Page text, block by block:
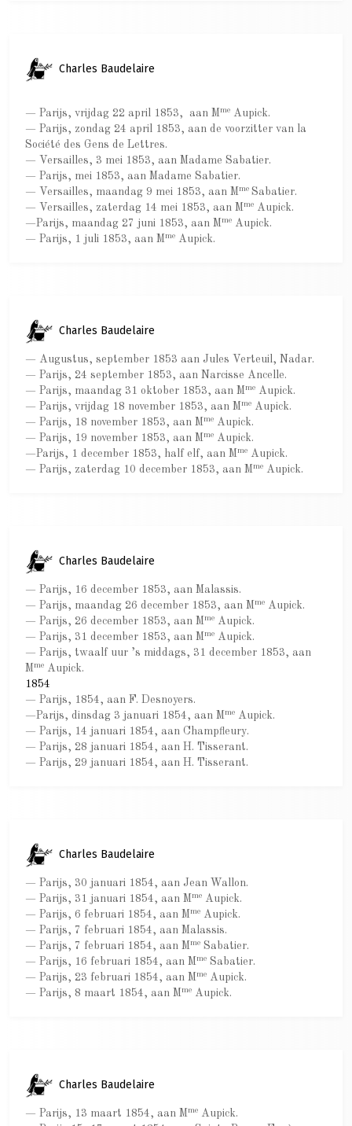
Charles Baudelaire
— Parijs, vrijdag 22 april 1853, aan Mme Aupick.
— Parijs, zondag 24 april 1853, aan de voorzitter van la
Société des Gens de Lettres.
— Versailles, 3 mei 1853, aan Madame Sabatier.
— Parijs, mei 1853, aan Madame Sabatier.
— Versailles, maandag 9 mei 1853, aan MmeSabatier.
— Versailles, zaterdag 14 mei 1853, aan Mme Aupick.
—Parijs, maandag 27 juni 1853, aan Mme Aupick.
— Parijs, 1 juli 1853, aan Mme Aupick.
Charles Baudelaire
— Augustus, september 1853 aan Jules Verteuil, Nadar.
— Parijs, 24 september 1853, aan Narcisse Ancelle.
— Parijs, maandag 31 oktober 1853, aan Mme Aupick.
— Parijs, vrijdag 18 november 1853, aan Mme Aupick.
— Parijs, 18 november 1853, aan Mme Aupick.
— Parijs, 19 november 1853, aan Mme Aupick.
—Parijs, 1 december 1853, half elf, aan Mme Aupick.
— Parijs, zaterdag 10 december 1853, aan Mme Aupick.
Charles Baudelaire
— Parijs, 16 december 1853, aan Malassis.
— Parijs, maandag 26 december 1853, aan Mme Aupick.
— Parijs, 26 december 1853, aan Mme Aupick.
— Parijs, 31 december 1853, aan Mme Aupick.
— Parijs, twaalf uur ’s middags, 31 december 1853, aan
Mme Aupick.
1854
— Parijs, 1854, aan F. Desnoyers.
—Parijs, dinsdag 3 januari 1854, aan Mme Aupick.
— Parijs, 14 januari 1854, aan Champfleury.
— Parijs, 28 januari 1854, aan H. Tisserant.
— Parijs, 29 januari 1854, aan H. Tisserant.
Charles Baudelaire
— Parijs, 30 januari 1854, aan Jean Wallon.
— Parijs, 31 januari 1854, aan Mme Aupick.
— Parijs, 6 februari 1854, aan Mme Aupick.
— Parijs, 7 februari 1854, aan Malassis.
— Parijs, 7 februari 1854, aan Mme Sabatier.
— Parijs, 16 februari 1854, aan Mme Sabatier.
— Parijs, 23 februari 1854, aan Mme Aupick.
— Parijs, 8 maart 1854, aan Mme Aupick.
Charles Baudelaire
— Parijs, 13 maart 1854, aan Mme Aupick.